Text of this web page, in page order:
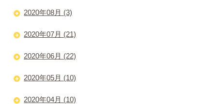
2020年08月 (3)
2020年07月 (21)
2020年06月 (22)
2020年05月 (10)
2020年04月 (10)